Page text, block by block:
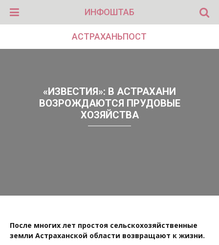
ИНФОШТАБ
АСТРАХАНЬПОСТ
«ИЗВЕСТИЯ»: В АСТРАХАНИ
ВОЗРОЖДАЮТСЯ ПРУДОВЫЕ
ХОЗЯЙСТВА
После многих лет простоя сельскохозяйственные
земли Астраханской области возвращают к жизни.